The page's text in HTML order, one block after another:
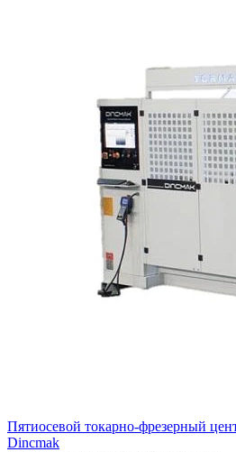
Пятиосевой токарно-фрезерный
Dincmak